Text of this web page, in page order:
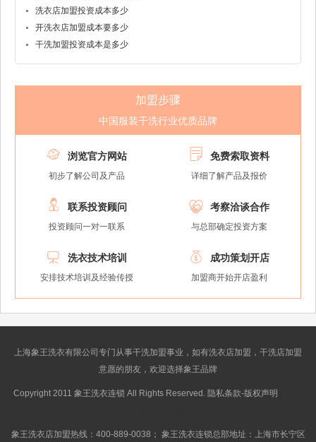
洗衣店加盟投资成本多少
开洗衣店加盟成本要多少
干洗加盟投资成本是多少
加盟步骤
中国服装干洗行业优质品牌
 浏览官方网站
初步了解公司及产品
 免费索取资料
详细了解产品及报价
 联系投资顾问
投资顾问一对一联系
 考察洽谈合作
与总部确定投资方案
 洗衣技术培训
安排技术培训及经验传授
 成功策划开店
加盟商开始开店盈利
上海象王洗衣有限公司专门从事干洗加盟事业，如有洗衣店加盟，干洗店加盟
意愿的朋友，欢迎选择象王品牌
Copyright 2011 象王洗衣连锁 All Rights Reserved. 隐私条款-版权声明
象王洗衣店加盟热线：400-889-0038； 象王洗衣连锁总部地址：上海市长宁区